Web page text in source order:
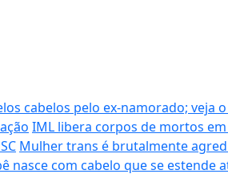
cabelos pelo ex-namorado; veja
IML libera corpos de mortos
Mulher trans é brutalmente
nasce com cabelo que se estende